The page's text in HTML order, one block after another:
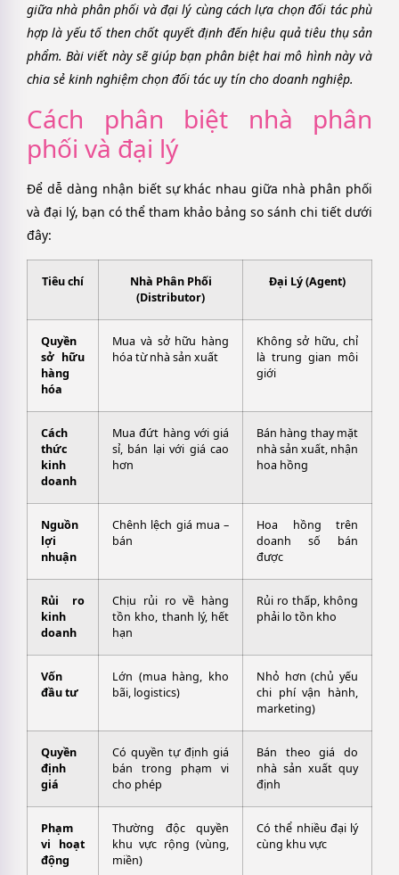
giữa nhà phân phối và đại lý cùng cách lựa chọn đối tác phù
hợp là yếu tố then chốt quyết định đến hiệu quả tiêu thụ sản
phẩm. Bài viết này sẽ giúp bạn phân biệt hai mô hình này và
chia sẻ kinh nghiệm chọn đối tác uy tín cho doanh nghiệp.
Cách phân biệt nhà phân
phối và đại lý
Để dễ dàng nhận biết sự khác nhau giữa nhà phân phối
và đại lý, bạn có thể tham khảo bảng so sánh chi tiết dưới
đây:
Tiêu chí
Nhà Phân Phối
(Distributor)
Đại Lý (Agent)
Quyền
sở hữu
hàng
hóa
Mua và sở hữu hàng
hóa từ nhà sản xuất
Không sở hữu, chỉ
là trung gian môi
giới
Cách
thức
kinh
doanh
Mua đứt hàng với giá
sỉ, bán lại với giá cao
hơn
Bán hàng thay mặt
nhà sản xuất, nhận
hoa hồng
Nguồn
lợi
nhuận
Chênh lệch giá mua –
bán
Hoa hồng trên
doanh số bán
được
Rủi ro
kinh
doanh
Chịu rủi ro về hàng
tồn kho, thanh lý, hết
hạn
Rủi ro thấp, không
phải lo tồn kho
Vốn
đầu tư
Lớn (mua hàng, kho
bãi, logistics)
Nhỏ hơn (chủ yếu
chi phí vận hành,
marketing)
Quyền
định
giá
Có quyền tự định giá
bán trong phạm vi
cho phép
Bán theo giá do
nhà sản xuất quy
định
Phạm
vi hoạt
động
Thường độc quyền
khu vực rộng (vùng,
miền)
Có thể nhiều đại lý
cùng khu vực